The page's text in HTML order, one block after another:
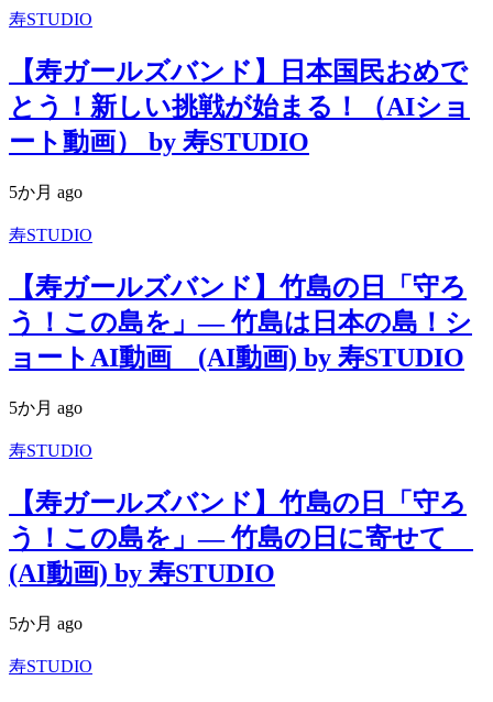
寿STUDIO
【寿ガールズバンド】日本国民おめで
とう！新しい挑戦が始まる！（AIショ
ート動画） by 寿STUDIO
5か月 ago
寿STUDIO
【寿ガールズバンド】竹島の日「守ろ
う！この島を」― 竹島は日本の島！シ
ョートAI動画 (AI動画) by 寿STUDIO
5か月 ago
寿STUDIO
【寿ガールズバンド】竹島の日「守ろ
う！この島を」― 竹島の日に寄せて
(AI動画) by 寿STUDIO
5か月 ago
寿STUDIO